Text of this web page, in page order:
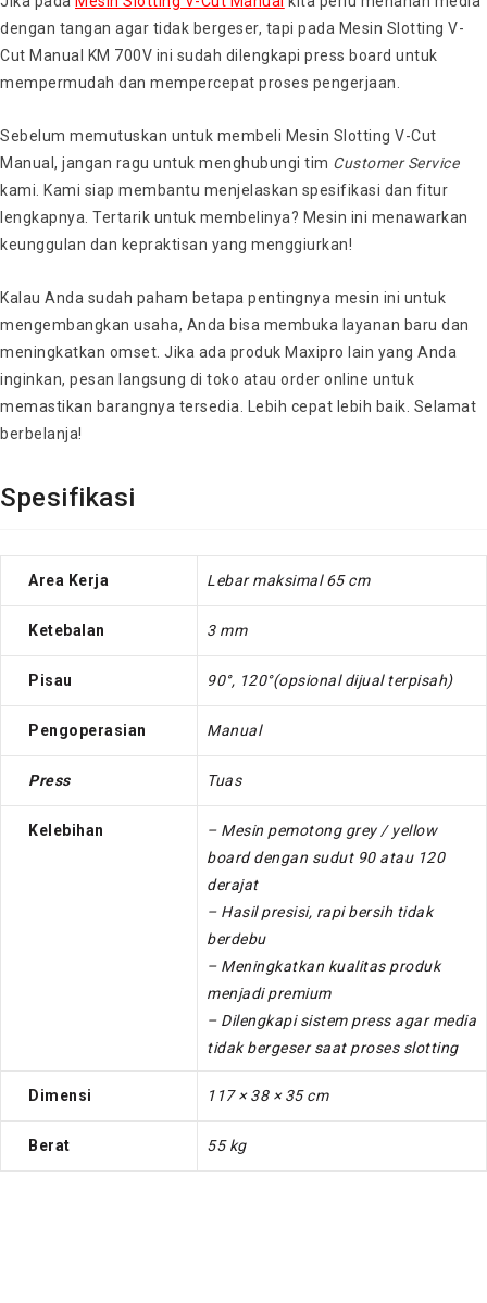
dengan tangan agar tidak bergeser, tapi pada Mesin Slotting V-
Cut Manual KM 700V ini sudah dilengkapi press board untuk
mempermudah dan mempercepat proses pengerjaan.
Sebelum memutuskan untuk membeli Mesin Slotting V-Cut
Manual, jangan ragu untuk menghubungi tim Customer Service
kami. Kami siap membantu menjelaskan spesifikasi dan fitur
lengkapnya. Tertarik untuk membelinya? Mesin ini menawarkan
keunggulan dan kepraktisan yang menggiurkan!
Kalau Anda sudah paham betapa pentingnya mesin ini untuk
mengembangkan usaha, Anda bisa membuka layanan baru dan
meningkatkan omset. Jika ada produk Maxipro lain yang Anda
inginkan, pesan langsung di toko atau order online untuk
memastikan barangnya tersedia. Lebih cepat lebih baik. Selamat
berbelanja!
Spesifikasi
Area Kerja Lebar maksimal 65 cm
Ketebalan 3 mm
Pisau 90°, 120°(opsional dijual terpisah)
Pengoperasian Manual
Press Tuas
Kelebihan
– Mesin pemotong grey / yellow
board dengan sudut 90 atau 120
derajat
– Hasil presisi, rapi bersih tidak
berdebu
– Meningkatkan kualitas produk
menjadi premium
– Dilengkapi sistem press agar media
tidak bergeser saat proses slotting
Dimensi 117 × 38 × 35 cm
Berat 55 kg